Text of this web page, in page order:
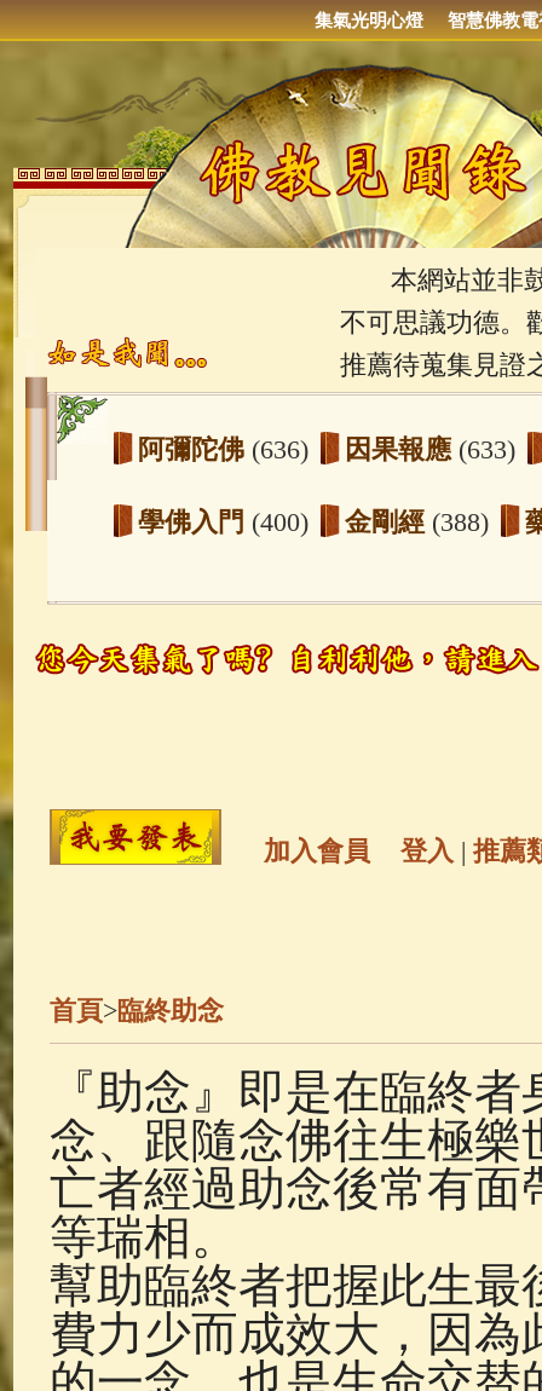
集氣光明心燈 智慧佛教電
本網站並非鼓
不可思議功德。
推薦待蒐集見證
阿彌陀佛 (636) 因果報應 (633)
學佛入門 (400) 金剛經 (388)
玉曆寶鈔(236) 地藏經(225)
觀世音菩薩 (147) 聖救度佛母(
金山活佛
善財童子五十三參
佛典故事(37) 佛說療痔(腫瘤)
加入會員 登入 | 推薦
首頁>臨終助念
『助念』即是在臨終
念、跟隨念佛往生極樂
亡者經過助念後常有
等瑞相。
幫助臨終者把握此生
費力少而成效大，因